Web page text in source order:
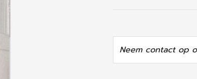
Neem contact op